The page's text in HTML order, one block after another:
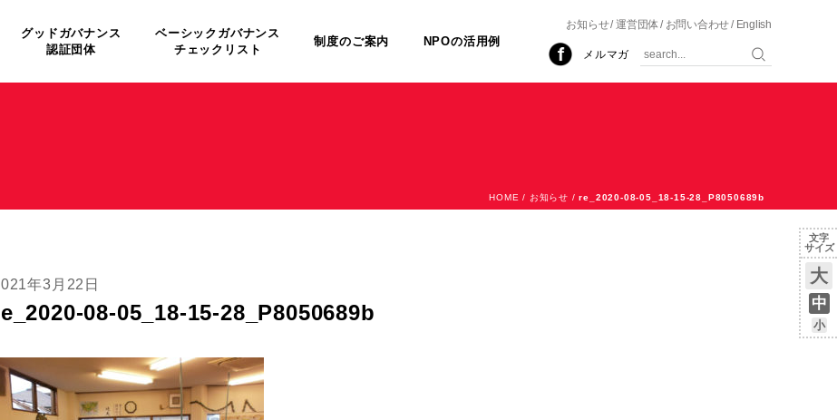
グッドガバナンス
認証団体
ベーシックガバナンス
チェックリスト
制度のご案内 NPOの活用例
お知らせ 運営団体 お問い合わせ English
メルマガ
文字
サイズ
大
中
小
HOME / お知らせ /re_2020-08-05_18-15-28_P8050689b
年3月22日
08-05_18-15-28_P8050689b